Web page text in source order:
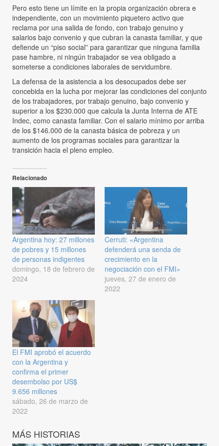
Pero esto tiene un límite en la propia organización obrera e
independiente, con un movimiento piquetero activo que
reclama por una salida de fondo, con trabajo genuino y
salarios bajo convenio y que cubran la canasta familiar, y que
defiende un “piso social” para garantizar que ninguna familia
pase hambre, ni ningún trabajador se vea obligado a
someterse a condiciones laborales de servidumbre.
La defensa de la asistencia a los desocupados debe ser
concebida en la lucha por mejorar las condiciones del conjunto
de los trabajadores, por trabajo genuino, bajo convenio y
superior a los $230.000 que calcula la Junta Interna de ATE
Indec, como canasta familiar. Con el salario mínimo por arriba
de los $146.000 de la canasta básica de pobreza y un
aumento de los programas sociales para garantizar la
transición hacia el pleno empleo.
Relacionado
Argentina hoy: 27 millones
de pobres y 15 millones
de personas indigentes
domingo, 18 de febrero de
2024
Cerruti: «Argentina
defenderá una senda de
crecimiento en la
negociación con el FMI»
jueves, 27 de enero de
2022
El FMI aprobó el acuerdo
con la Argentina y
confirma el primer
desembolso por US$
9.656 millones
sábado, 26 de marzo de
2022
MÁS HISTORIAS